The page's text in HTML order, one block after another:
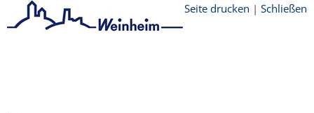
Seite drucken | Schließen